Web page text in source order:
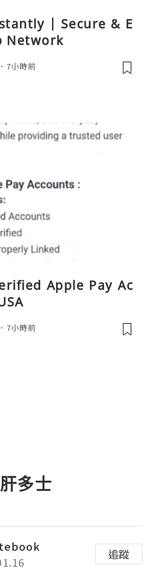
| Secure & E
Network
7小時前
Apple Pay Ac
7小時前
多士
追蹤